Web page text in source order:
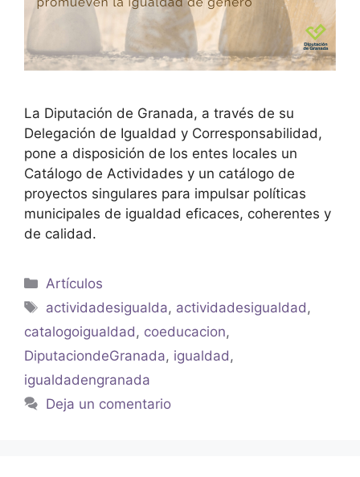
La Diputación de Granada, a través de su
Delegación de Igualdad y Corresponsabilidad,
pone a disposición de los entes locales un
Catálogo de Actividades y un catálogo de
proyectos singulares para impulsar políticas
municipales de igualdad eficaces, coherentes y
de calidad.
Artículos
actividadesigualda, actividadesigualdad,
catalogoigualdad, coeducacion,
DiputaciondeGranada, igualdad,
igualdadengranada
Deja un comentario